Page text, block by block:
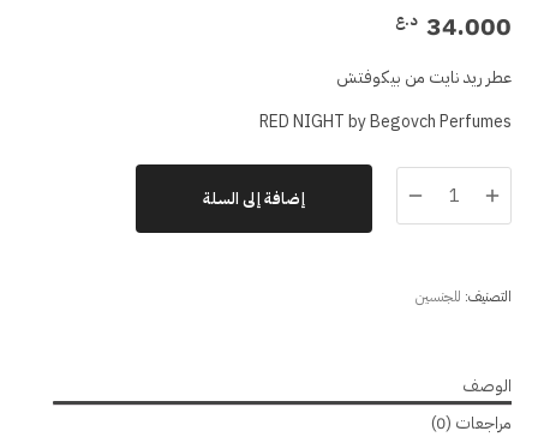
34.000 د.ع
عطر ريد نايت من بيكوفتش
RED NIGHT by Begovch Perfumes
ريد
NIGHT
إضافة إلى السلة
التصنيف: للجنسين
الوصف
مراجعات (0)